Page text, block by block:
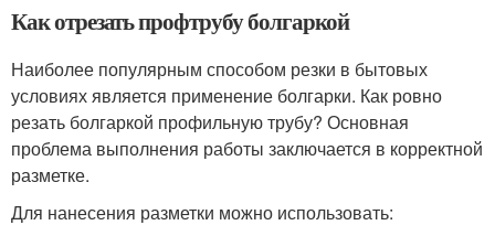
Как отрезать профтрубу болгаркой
Наиболее популярным способом резки в бытовых
условиях является применение болгарки. Как ровно
резать болгаркой профильную трубу? Основная
проблема выполнения работы заключается в корректной
разметке.
Для нанесения разметки можно использовать: